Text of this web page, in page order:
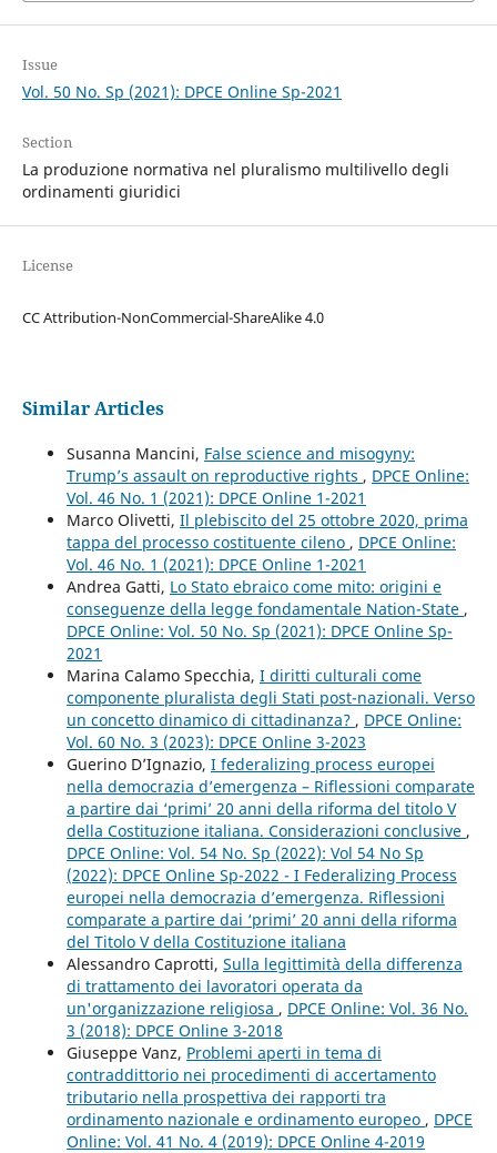
Issue
Vol. 50 No. Sp (2021): DPCE Online Sp-2021
Section
La produzione normativa nel pluralismo multilivello degli
ordinamenti giuridici
License
CC Attribution-NonCommercial-ShareAlike 4.0
Similar Articles
Susanna Mancini, False science and misogyny:
Trump’s assault on reproductive rights , DPCE Online:
Vol. 46 No. 1 (2021): DPCE Online 1-2021
Marco Olivetti, Il plebiscito del 25 ottobre 2020, prima
tappa del processo costituente cileno , DPCE Online:
Vol. 46 No. 1 (2021): DPCE Online 1-2021
Andrea Gatti, Lo Stato ebraico come mito: origini e
conseguenze della legge fondamentale Nation-State ,
DPCE Online: Vol. 50 No. Sp (2021): DPCE Online Sp-
2021
Marina Calamo Specchia, I diritti culturali come
componente pluralista degli Stati post-nazionali. Verso
un concetto dinamico di cittadinanza? , DPCE Online:
Vol. 60 No. 3 (2023): DPCE Online 3-2023
Guerino D’Ignazio, I federalizing process europei
nella democrazia d’emergenza – Riflessioni comparate
a partire dai ‘primi’ 20 anni della riforma del titolo V
della Costituzione italiana. Considerazioni conclusive ,
DPCE Online: Vol. 54 No. Sp (2022): Vol 54 No Sp
(2022): DPCE Online Sp-2022 - I Federalizing Process
europei nella democrazia d’emergenza. Riflessioni
comparate a partire dai ‘primi’ 20 anni della riforma
del Titolo V della Costituzione italiana
Alessandro Caprotti, Sulla legittimità della differenza
di trattamento dei lavoratori operata da
un'organizzazione religiosa , DPCE Online: Vol. 36 No.
3 (2018): DPCE Online 3-2018
Giuseppe Vanz, Problemi aperti in tema di
contraddittorio nei procedimenti di accertamento
tributario nella prospettiva dei rapporti tra
ordinamento nazionale e ordinamento europeo , DPCE
Online: Vol. 41 No. 4 (2019): DPCE Online 4-2019